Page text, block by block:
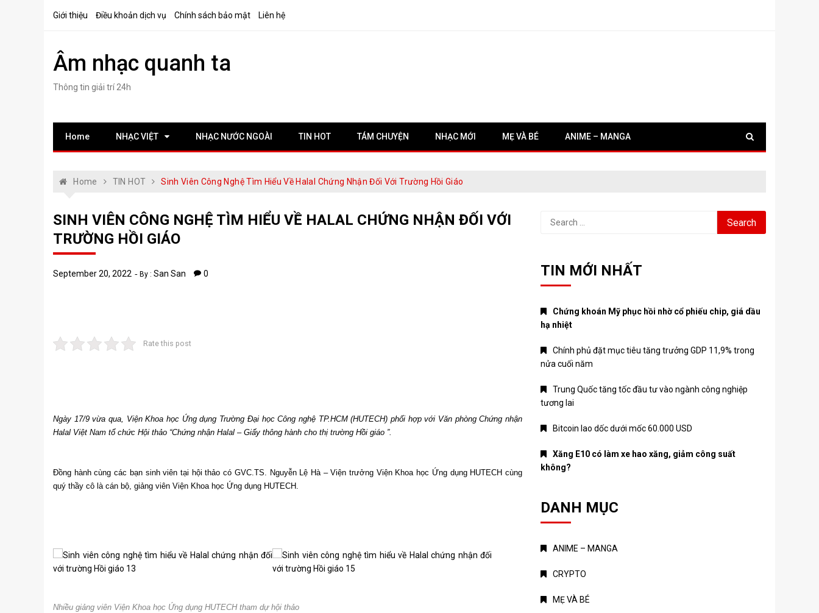
Giới thiệu Điều khoản dịch vụ Chính sách bảo mật Liên hệ
Âm nhạc quanh ta
Thông tin giải trí 24h
Home NHẠC VIỆT NHẠC NƯỚC NGOÀI TIN HOT TÁM CHUYỆN NHẠC MỚI MẸ VÀ BÉ ANIME – MANGA
Home TIN HOT Sinh Viên Công Nghệ Tìm Hiểu Về Halal Chứng Nhận Đối Với Trường Hồi Giáo
SINH VIÊN CÔNG NGHỆ TÌM HIỂU VỀ HALAL CHỨNG NHẬN ĐỐI VỚI
TRƯỜNG HỒI GIÁO
September 20, 2022 By : San San 0
Rate this post
Ngày 17/9 vừa qua, Viện Khoa học Ứng dụng Trường Đại học Công nghệ TP.HCM (HUTECH) phối hợp với Văn phòng Chứng nhận
Halal Việt Nam tổ chức Hội thảo “Chứng nhận Halal – Giấy thông hành cho thị trường Hồi giáo ”.
Đồng hành cùng các bạn sinh viên tại hội thảo có GVC.TS. Nguyễn Lệ Hà – Viện trưởng Viện Khoa học Ứng dụng HUTECH cùng
quý thầy cô là cán bộ, giảng viên Viện Khoa học Ứng dụng HUTECH.
Nhiều giảng viên Viện Khoa học Ứng dụng HUTECH tham dự hội thảo
Search
TIN MỚI NHẤT
Chứng khoán Mỹ phục hồi nhờ cổ phiếu chip, giá dầu
hạ nhiệt
Chính phủ đặt mục tiêu tăng trưởng GDP 11,9% trong
nửa cuối năm
Trung Quốc tăng tốc đầu tư vào ngành công nghiệp
tương lai
Bitcoin lao dốc dưới mốc 60.000 USD
Xăng E10 có làm xe hao xăng, giảm công suất
không?
DANH MỤC
ANIME – MANGA
CRYPTO
MẸ VÀ BÉ